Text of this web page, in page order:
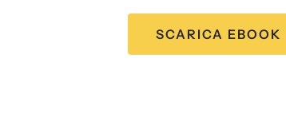
SCARICA EBOOK